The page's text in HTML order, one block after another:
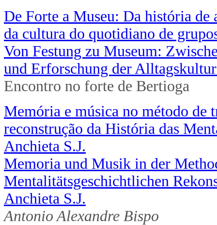
De Forte a Museu: Da história
da cultura do quotidiano de
Von Festung zu Museum:
und Erforschung der
Encontro no forte de Bertioga
Memória e música no método de
reconstrução da História das
Anchieta S.J.
Memoria und Musik in der
Mentalitätsgeschichtlichen
Anchieta S.J.
Antonio Alexandre Bispo